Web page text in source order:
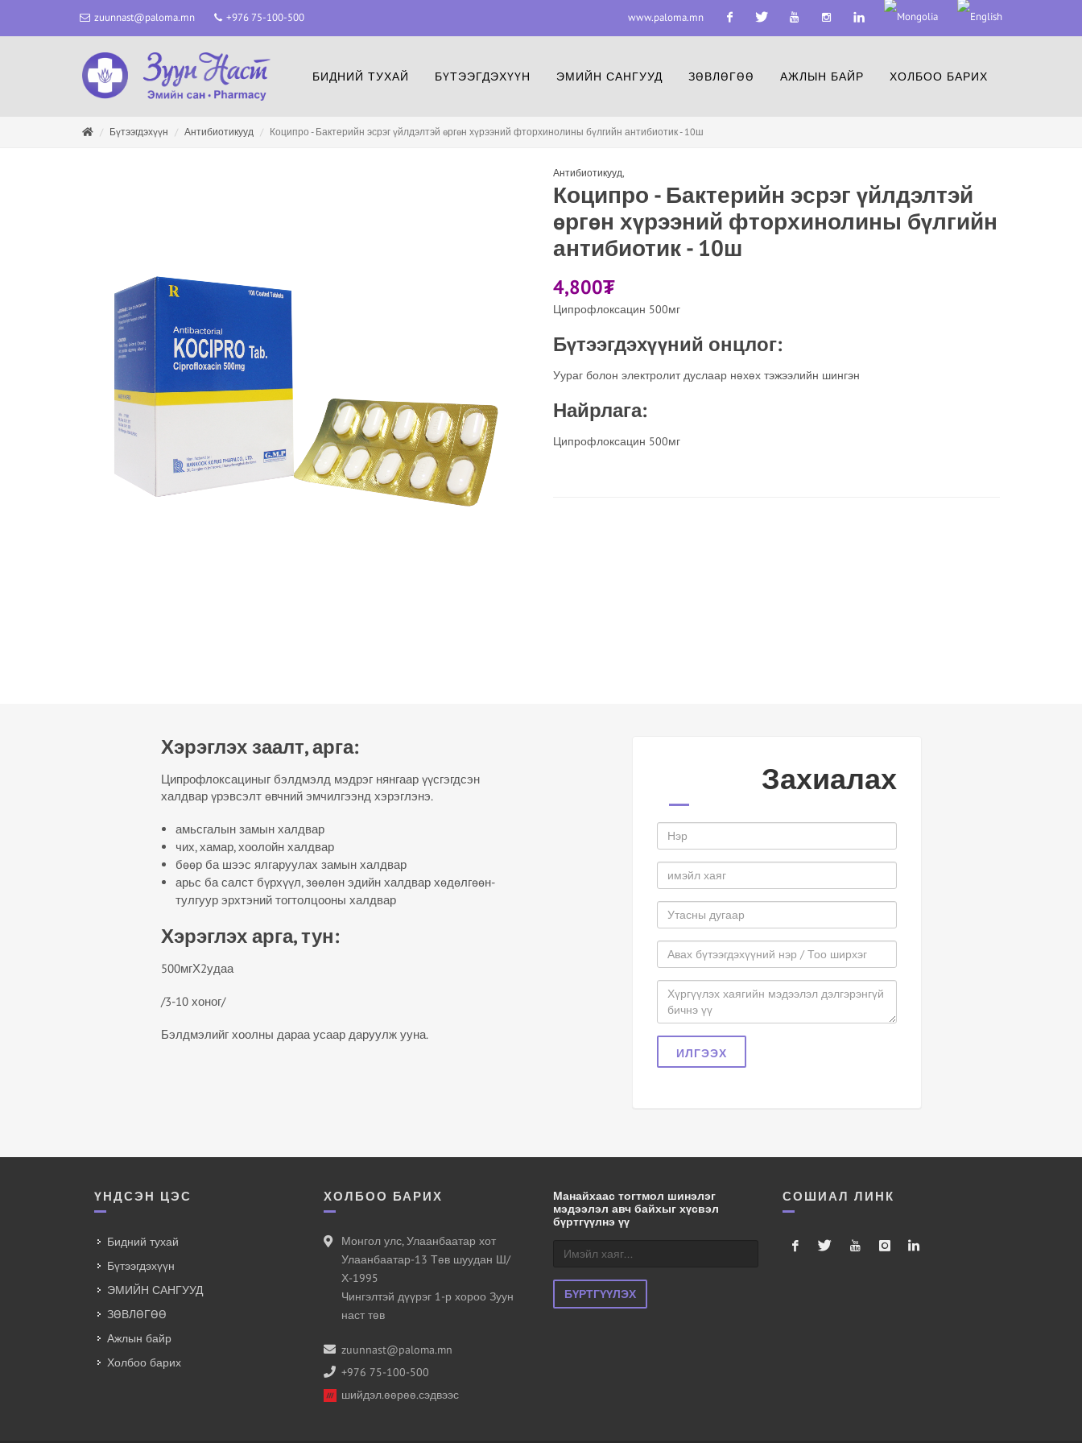
zuunnast@paloma.mn +976 75-100-500 www.paloma.mn
БИДНИЙ ТУХАЙ БҮТЭЭГДЭХҮҮН ЭМИЙН САНГУУД ЗӨВЛӨГӨӨ АЖЛЫН БАЙР ХОЛБОО БАРИХ
Бүтээгдэхүүн Антибиотикууд Коципро - Бактерийн эсрэг үйлдэлтэй өргөн хүрээний фторхинолины бүлгийн антибиотик - 10ш
Антибиотикууд,
Коципро - Бактерийн эсрэг үйлдэлтэй
өргөн хүрээний фторхинолины бүлгийн
антибиотик - 10ш
4,800₮
Ципрофлоксацин 500мг
Бүтээгдэхүүний онцлог:
Уураг болон электролит дуслаар нөхөх тэжээлийн шингэн
Найрлага:
Ципрофлоксацин 500мг
Хэрэглэх заалт, арга:
Ципрофлоксациныг бэлдмэлд мэдрэг нянгаар үүсгэгдсэн
халдвар үрэвсэлт өвчний эмчилгээнд хэрэглэнэ.
амьсгалын замын халдвар
чих, хамар, хоолойн халдвар
бөөр ба шээс ялгаруулах замын халдвар
арьс ба салст бүрхүүл, зөөлөн эдийн халдвар хөдөлгөөн-
тулгуур эрхтэний тогтолцооны халдвар
Хэрэглэх арга, тун:
500мгХ2удаа
/3-10 хоног/
Бэлдмэлийг хоолны дараа усаар даруулж ууна.
Захиалах
ИЛГЭЭХ
ҮНДСЭН ЦЭС
Бидний тухай
Бүтээгдэхүүн
ЭМИЙН САНГУУД
ЗӨВЛӨГӨӨ
Ажлын байр
Холбоо барих
ХОЛБОО БАРИХ
Монгол улс, Улаанбаатар хот
Улаанбаатар-13 Төв шуудан Ш/
Х-1995
Чингэлтэй дүүрэг 1-р хороо Зуун
наст төв
zuunnast@paloma.mn
+976 75-100-500
шийдэл.өөрөө.сэдвээс
Манайхаас тогтмол шинэлэг
мэдээлэл авч байхыг хүсвэл
бүртгүүлнэ үү
БҮРТГҮҮЛЭХ
СОШИАЛ ЛИНК